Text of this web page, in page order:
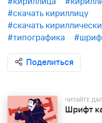
#скачать кириллицу
#скачать
#типографика
Поделиться
ЧИТАЙТЕ
Шрифт